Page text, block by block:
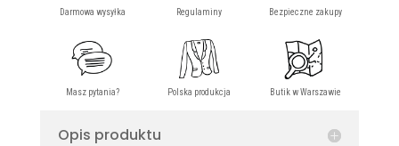
Pink
Opis produktu